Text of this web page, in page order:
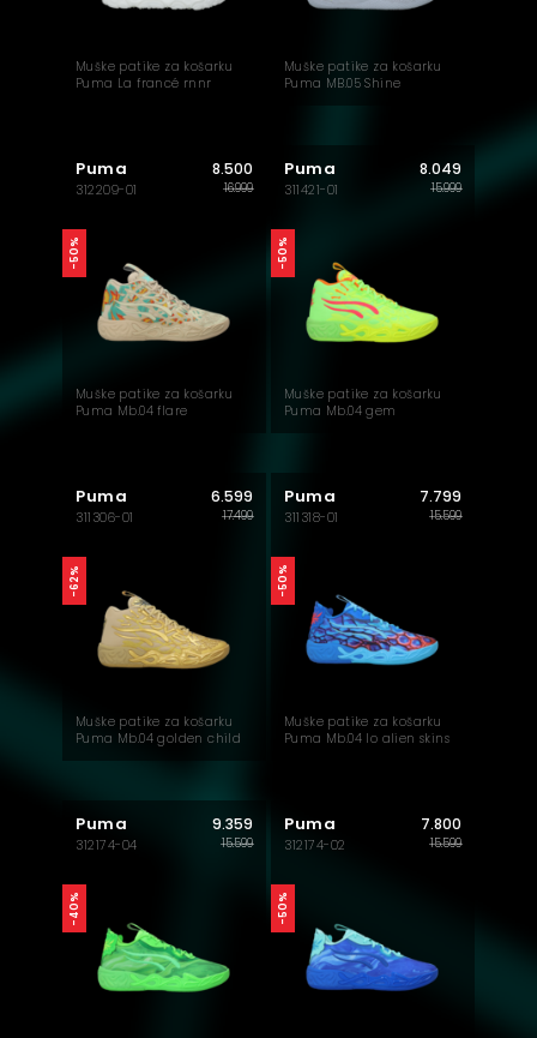
Muške patike za košarku
Puma La francé rnnr
Muške patike za košarku
Puma MB.05 Shine
Puma
312209-01
8.500
16.999
Muške patike za košarku
Puma Mb.04 flare
-50%
Puma
311421-01
8.049
15.999
Muške patike za košarku
Puma Mb.04 gem
-50%
Puma
311306-01
6.599
17.499
Muške patike za košarku
Puma Mb.04 golden child
-62%
Puma
311318-01
7.799
15.599
Muške patike za košarku
Puma Mb.04 lo alien skins
-50%
Puma
312174-04
9.359
15.599
-40%
Puma
312174-02
7.800
15.599
-50%